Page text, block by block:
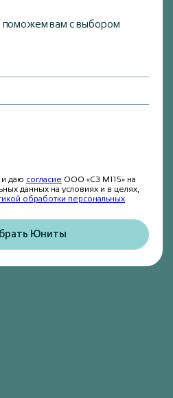
поможем вам с выбором
и даю согласие ООО «СЗ М115» на
данных на условиях и в целях,
обработки персональных
Юниты